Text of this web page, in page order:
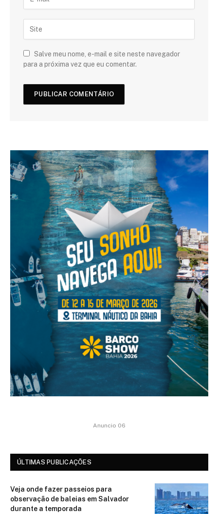
Salve meu nome, e-mail e site neste navegador
para a próxima vez que eu comentar.
Anuncio 06
ÚLTIMAS PUBLICAÇÕES
Veja onde fazer passeios para
observação de baleias em Salvador
durante a temporada